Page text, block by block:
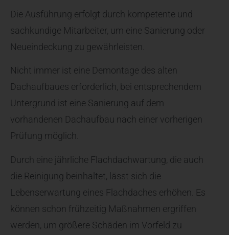
Die Ausführung erfolgt durch kompetente und
sachkundige Mitarbeiter, um eine Sanierung oder
Neueindeckung zu gewährleisten.
Nicht immer ist eine Demontage des alten
Dachaufbaues erforderlich, bei entsprechendem
Untergrund ist eine Sanierung auf dem
vorhandenen Dachaufbau nach einer vorherigen
Prüfung möglich.
Durch eine jährliche Flachdachwartung, die auch
die Reinigung beinhaltet, lässt sich die
Lebenserwartung eines Flachdaches erhöhen. Es
können schon frühzeitig Maßnahmen ergriffen
werden, um größere Schäden im Vorfeld zu